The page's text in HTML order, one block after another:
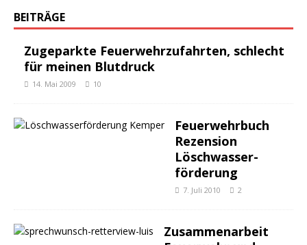
BEITRÄGE
Zugeparkte Feuerwehrzufahrten, schlecht
für meinen Blutdruck
14. Mai 2009 10
Feuerwehrbuch
Rezension
Löschwasser-
förderung
7. Juli 2010 2
Zusammenarbeit